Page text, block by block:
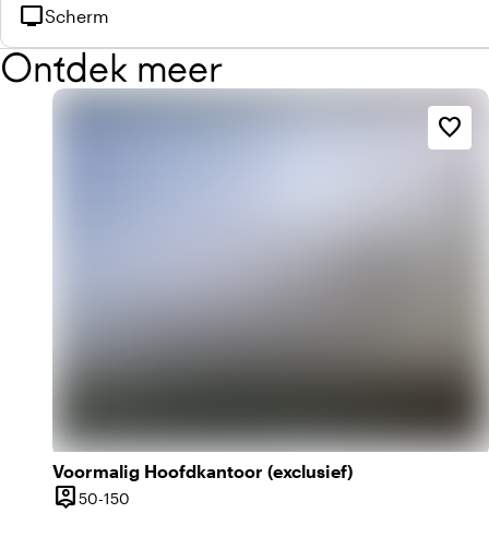
tvScherm
Ontdek meer
Voormalig Hoofdkantoor (exclusief)
person_pin
Capaciteit
50-150
favorite_border